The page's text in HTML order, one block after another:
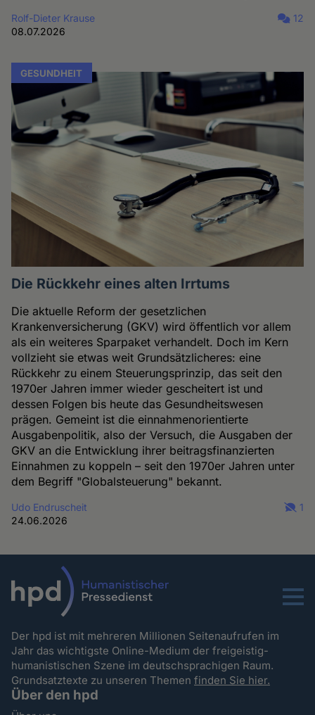
Rolf-Dieter Krause
08.07.2026
12
GESUNDHEIT
Die Rückkehr eines alten Irrtums
Die aktuelle Reform der gesetzlichen
Krankenversicherung (GKV) wird öffentlich vor allem
als ein weiteres Sparpaket verhandelt. Doch im Kern
vollzieht sie etwas weit Grundsätzlicheres: eine
Rückkehr zu einem Steuerungsprinzip, das seit den
1970er Jahren immer wieder gescheitert ist und
dessen Folgen bis heute das Gesundheitswesen
prägen. Gemeint ist die einnahmenorientierte
Ausgabenpolitik, also der Versuch, die Ausgaben der
GKV an die Entwicklung ihrer beitragsfinanzierten
Einnahmen zu koppeln – seit den 1970er Jahren unter
dem Begriff "Globalsteuerung" bekannt.
Udo Endruscheit
24.06.2026
1
Menu
Der hpd ist mit mehreren Millionen Seitenaufrufen im
Jahr das wichtigste Online-Medium der freigeistig-
humanistischen Szene im deutschsprachigen Raum.
Grundsatztexte zu unseren Themenfinden Sie hier.
Über den hpd